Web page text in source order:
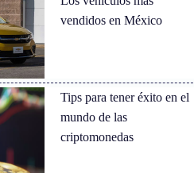
vendidos en México
Tips para tener éxito en el
mundo de las
criptomonedas